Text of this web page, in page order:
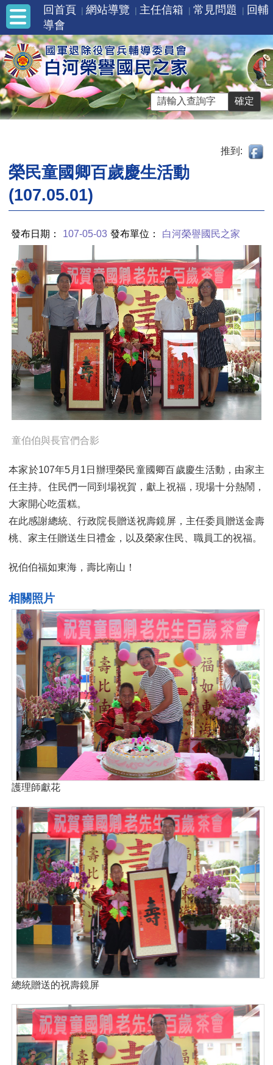
回首頁 網站導覽 主任信箱 常見問題
回輔
導會
推到:
榮民童國卿百歲慶生活動
(107.05.01)
發布日期： 107-05-03 發布單位： 白河榮譽國民之家
童伯伯與長官們合影
本家於107年5月1日辦理榮民童國卿百歲慶生活動，由家主
任主持。住民們一同到場祝賀，獻上祝福，現場十分熱鬧，
大家開心吃蛋糕。
在此感謝總統、行政院長贈送祝壽鏡屏，主任委員贈送金壽
桃、家主任贈送生日禮金，以及榮家住民、職員工的祝福。
祝伯伯福如東海，壽比南山！
相關照片
護理師獻花
總統贈送的祝壽鏡屏